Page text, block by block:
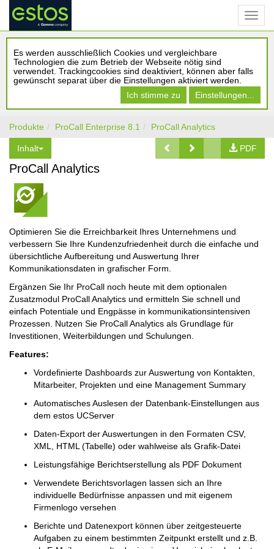
Es werden ausschließlich Cookies und vergleichbare
Technologien die zum Betrieb der Webseite nötig sind
verwendet. Trackingcookies sind deaktiviert, können aber falls
gewünscht separat über die Einstellungen aktiviert werden.
Ich stimme zu
Einstellungen...
Produkte ProCall Enterprise 8.1 ProCall Analytics
Inhalt PDF
ProCall Analytics
Optimieren Sie die Erreichbarkeit Ihres Unternehmens und
verbessern Sie Ihre Kundenzufriedenheit durch die einfache und
übersichtliche Aufbereitung und Auswertung Ihrer
Kommunikationsdaten in grafischer Form.
Ergänzen Sie Ihr ProCall noch heute mit dem optionalen
Zusatzmodul ProCall Analytics und ermitteln Sie schnell und
einfach Potentiale und Engpässe in kommunikationsintensiven
Prozessen. Nutzen Sie ProCall Analytics als Grundlage für
Investitionen, Weiterbildungen und Schulungen.
Features:
Vordefinierte Dashboards zur Auswertung von Kontakten,
Mitarbeiter, Projekten und eine Management Summary
Automatisches Auslesen der Datenbank-Einstellungen aus
dem estos UCServer
Daten-Export der Auswertungen in den Formaten CSV,
XML, HTML (Tabelle) oder wahlweise als Grafik-Datei
Leistungsfähige Berichtserstellung als PDF Dokument
Verwendete Berichtsvorlagen lassen sich an Ihre
individuelle Bedürfnisse anpassen und mit eigenem
Firmenlogo versehen
Berichte und Datenexport können über zeitgesteuerte
Aufgaben zu einem bestimmten Zeitpunkt erstellt und z.B.